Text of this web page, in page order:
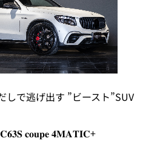
しで逃げ出す ”ビースト”SUV
𝐜𝐨𝐮𝐩𝐞 𝟒𝐌𝐀𝐓𝐈𝐂+